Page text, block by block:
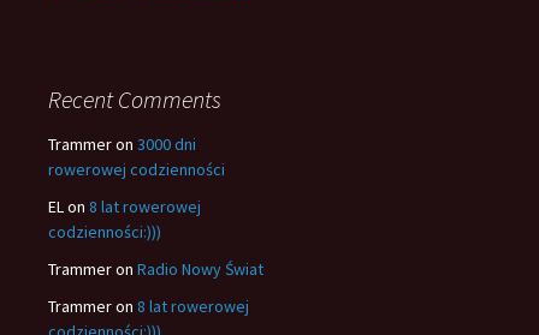
Recent Comments
Trammeron 3000 dni
rowerowej codzienności
ELon 8 lat rowerowej
codzienności:)))
Trammeron Radio Nowy Świat
Trammeron 8 lat rowerowej